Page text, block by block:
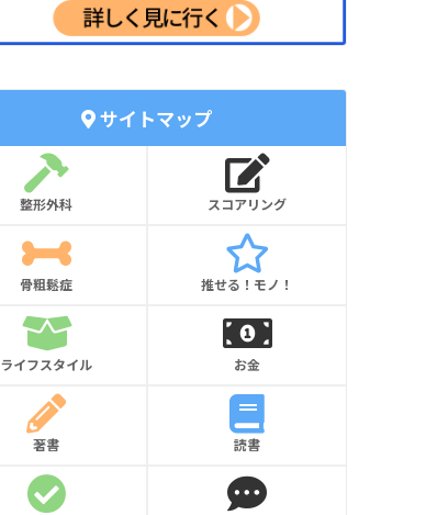
サイトマップ
整形外科 スコアリング
骨粗鬆症 推せる！モノ！
ライフスタイル お金
著書 読書